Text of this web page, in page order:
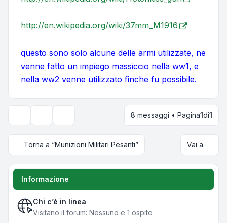
http://en.wikipedia.org/wiki/37mm_M1916
questo sono solo alcune delle armi utilizzate, ne
venne fatto un impiego massiccio nella ww1, e
nella ww2 venne utilizzato finche fu possibile.
Opzioni di visualizzazione e ordinamento
8 messaggi • Pagina1di1
Torna a “Munizioni Militari Pesanti” Vai a
Informazione
Chi c’è in linea
Visitano il forum: Nessuno e 1 ospite